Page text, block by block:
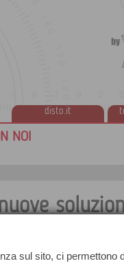
disto.it
NOI
è sempre più utilizzata in
le modalità
quello dell’edilizia,
sul sito, ci permettono